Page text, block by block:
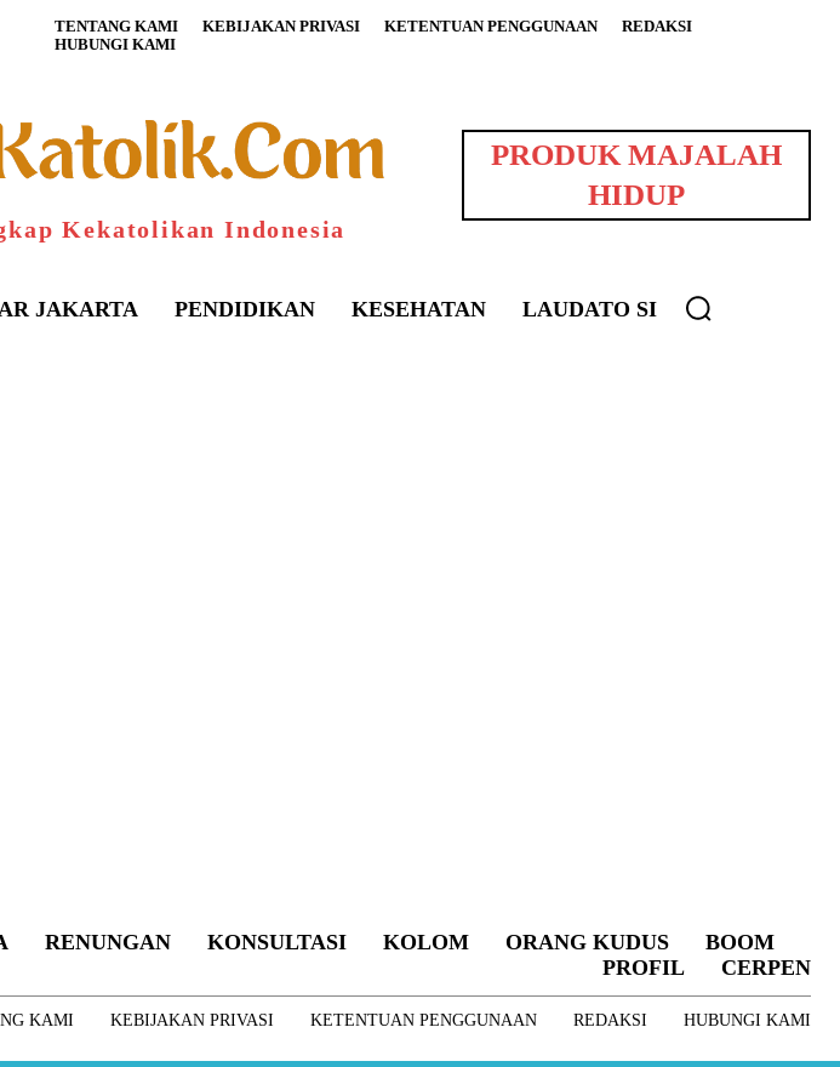
TENTANG KAMI KEBIJAKAN PRIVASI KETENTUAN PENGGUNAAN
REDAKSI
HUBUNGI KAMI
Kekatolikan Indonesia
PRODUK MAJALAH
HIDUP
JAKARTA PENDIDIKAN KESEHATAN LAUDATO SI
RENUNGAN KONSULTASI KOLOM ORANG KUDUS
BOOM
PROFIL
CERPEN
KAMI KEBIJAKAN PRIVASI KETENTUAN PENGGUNAAN REDAKSI HUBUNGI KAMI